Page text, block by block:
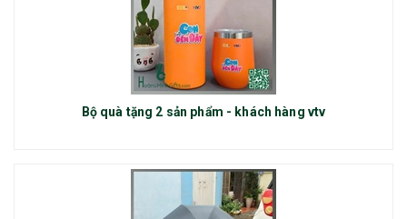
Bộ quà tặng 2 sản phẩm - khách hàng vtv